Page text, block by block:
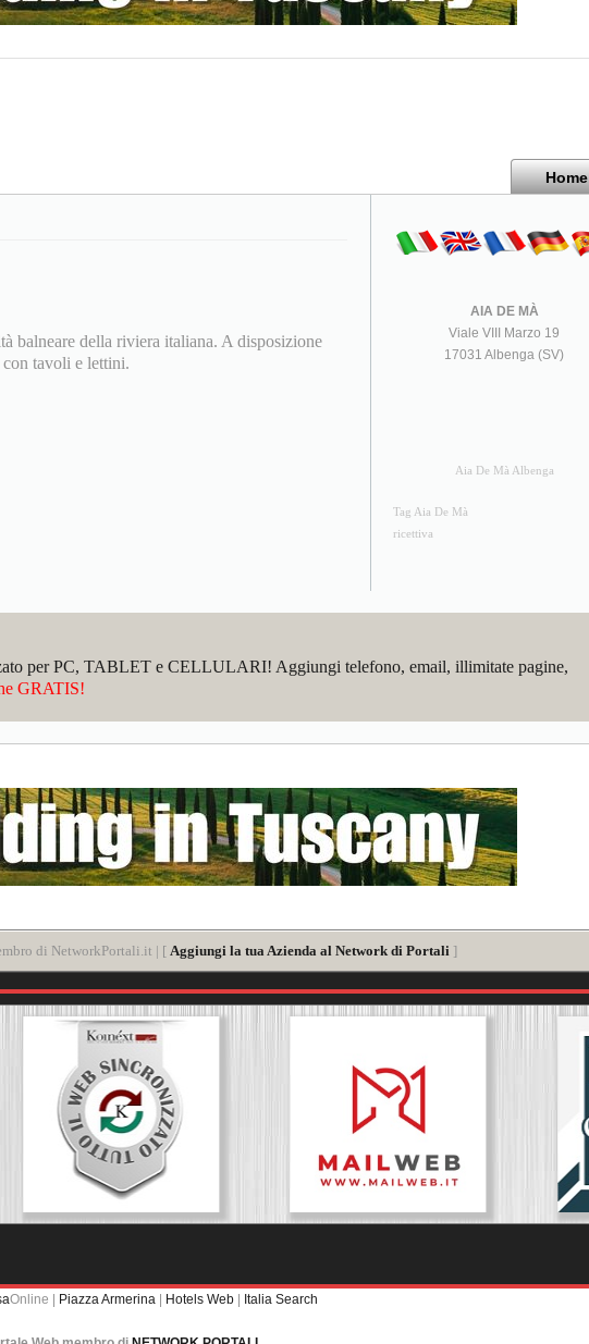
Home
balneare della riviera italiana. A disposizione
con tavoli e lettini.
AIA DE MÀ
Viale VIII Marzo 19
17031 Albenga (SV)
Aia De Mà Albenga
Tag Aia De Mà
ricettiva
per PC, TABLET e CELLULARI! Aggiungi telefono, email, illimitate pagine,
GRATIS!
di NetworkPortali.it | [ Aggiungi la tua Azienda al Network di Portali ]
Online | Piazza Armerina | Hotels Web | Italia Search